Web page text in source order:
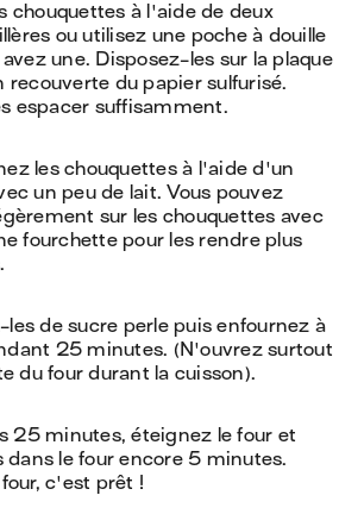
chouquettes à l'aide de deux
ou utilisez une poche à douille
une. Disposez-les sur la plaque
recouverte du papier sulfurisé.
espacer suffisamment.
les chouquettes à l'aide d'un
un peu de lait. Vous pouvez
sur les chouquettes avec
fourchette pour les rendre plus
les de sucre perle puis enfournez à
25 minutes. (N'ouvrez surtout
du four durant la cuisson).
25 minutes, éteignez le four et
dans le four encore 5 minutes.
c'est prêt !